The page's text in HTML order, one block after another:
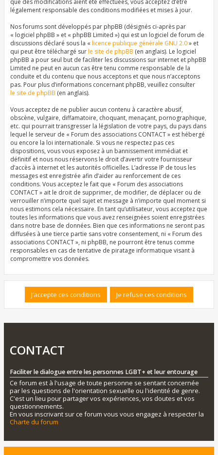
que des modifications aient été effectuées, vous acceptez d’être
légalement responsable des conditions modifiées et mises à jour.
Nos forums sont développés par phpBB (désignés ci-après par
« logiciel phpBB » et « phpBB Limited ») qui est un logiciel de forum de
discussions déclaré sous la « licence publique générale GNU 2.0» et
qui peut être téléchargé surle site de phpBB (en anglais). Le logiciel
phpBB a pour seul but de faciliter les discussions sur internet et phpBB
Limited ne peut en aucun cas être tenu comme responsable de la
conduite et du contenu que nous acceptons et que nous n’acceptons
pas. Pour plus d’informations concernant phpBB, veuillez consulter
le site de phpBB (en anglais).
Vous acceptez de ne publier aucun contenu à caractère abusif,
obscène, vulgaire, diffamatoire, choquant, menaçant, pornographique,
etc. qui pourrait transgresser la législation de votre pays, du pays dans
lequel le serveur de « Forum des associations CONTACT » est hébergé
ou encore la loi internationale. Si vous ne respectez pas ces
dispositions, vous vous exposez à un bannissement immédiat et
définitif et nous nous réservons le droit d’avertir votre fournisseur
d’accès à internet et les autorités officielles. L’adresse IP de tous les
messages est enregistrée afin d’aider au renforcement de ces
conditions. Vous acceptez le fait que « Forum des associations
CONTACT » ait le droit de supprimer, de modifier, de déplacer ou de
verrouiller n’importe quel sujet et message à n’importe quel moment si
nous estimons cela nécessaire. En tant qu’utilisateur, vous acceptez que
toutes les informations que vous avez renseignées soient enregistrées
dans notre base de données. Bien que ces informations ne seront pas
diffusées à une tierce partie sans votre consentement, ni « Forum des
associations CONTACT », ni phpBB, ne pourront être tenus comme
responsables en cas de tentative de piratage informatique visant à
compromettre vos données.
CONTACT
Faciliter le dialogue entre les personnes LGBT+ et leur entourage
Ce forum est à l'usage de toute personne se sentant concernée
par les questions de l'orientation sexuelle ou l'identité de genre.
C'est un lieu pour partager vos expériences, vos doutes et vos
questionnements.
En vous inscrivant sur ce forum vous vous engagez à respecter la
Charte du forum